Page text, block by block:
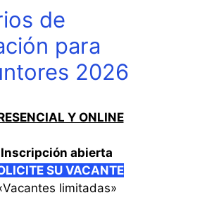
de
para
2026
Y ONLINE
Inscripción abierta
SU VACANTE
limitadas»